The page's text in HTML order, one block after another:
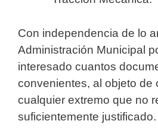
Con independencia de lo
Administración Municipal
interesado cuantos
convenientes, al objeto de
cualquier extremo que no
suficientemente justificado.